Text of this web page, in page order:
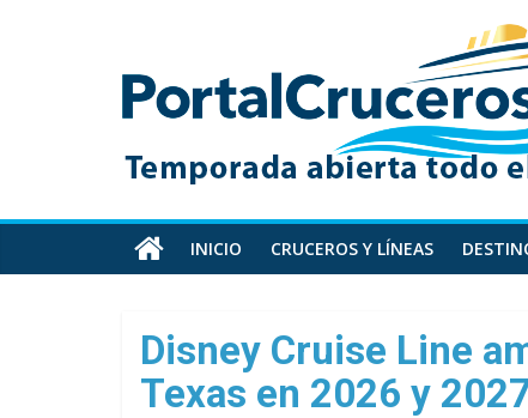
PortalCruceros
Toda
información
cruceros
en
un
sitio
INICIO CRUCEROS Y LÍNEAS
Disney Cruise Line
Texas en 2026 y